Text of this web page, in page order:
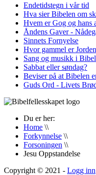
Endetidstegn i vår tid
Hva sier Bibelen om
Hvem er Gog og hans
Åndens Gaver -
Sinnets Fornyelse
Hvor gammel er
Sang og musikk i
Sabbat eller søndag?
Beviser på at Bibelen
Guds Ord - Livets
Du er her:
Home \\
Forkynnelse \\
Forsoningen \\
Jesu Oppstandelse
Copyright © 2021 - Logg inn